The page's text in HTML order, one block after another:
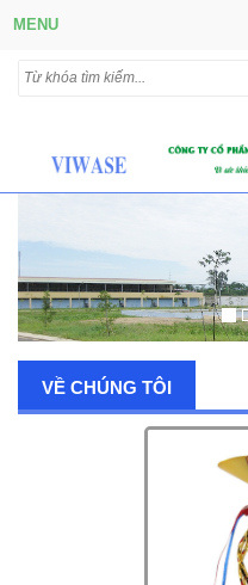
MENU
VỀ CHÚNG TÔI